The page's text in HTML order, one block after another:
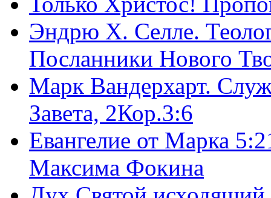
Эндрю Х. Селле.
Посланники Нового
Марк Вандерхарт.
Завета, 2Кор.3:6
Евангелие от Марка
Максима Фокина